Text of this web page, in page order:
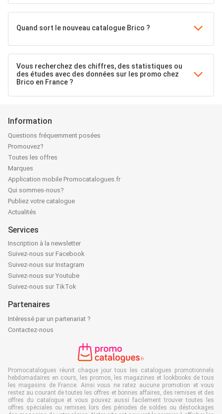
Quand sort le nouveau catalogue Brico ?
Vous recherchez des chiffres, des statistiques ou
des études avec des données sur les promo chez
Brico en France ?
Information
Questions fréquemment posées
Promouvez?
Toutes les offres
Marques
Application mobile Promocatalogues.fr
Qui sommes-nous?
Publiez votre catalogue
Actualités
Services
Inscription à la newsletter
Suivez-nous sur Facebook
Suivez-nous sur Instagram
Suivez-nous sur Youtube
Suivez-nous sur TikTok
Partenaires
Intéressé par un partenariat ?
Contactez-nous
Promocatalogues réunit chaque jour tous les catalogues promotionnels
hebdomadaires en cours, les promos, les magazines et lookbooks de tous
les magasins de France. Ainsi vous ne ratez aucune promotion et vous
restez au courant de toutes les offres et bonnes affaires, des remises et des
offres du catalogue et vous pouvez aussi facilement trouver toutes les
offres spéciales ou remises lors des périodes de soldes ou déstockages